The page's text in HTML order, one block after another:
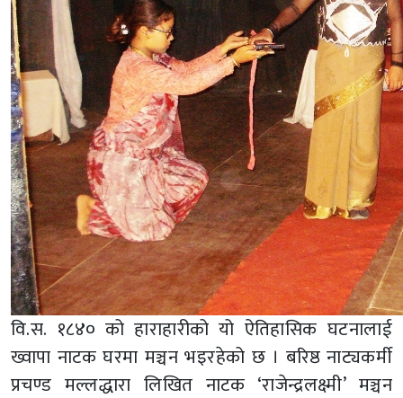
वि.स. १८४० को हाराहारीको यो ऐतिहासिक घटनालाई
ख्वापा नाटक घरमा मञ्चन भइरहेको छ । बरिष्ठ नाट्यकर्मी
प्रचण्ड मल्लद्धारा लिखित नाटक ‘राजेन्द्रलक्ष्मी’ मञ्चन